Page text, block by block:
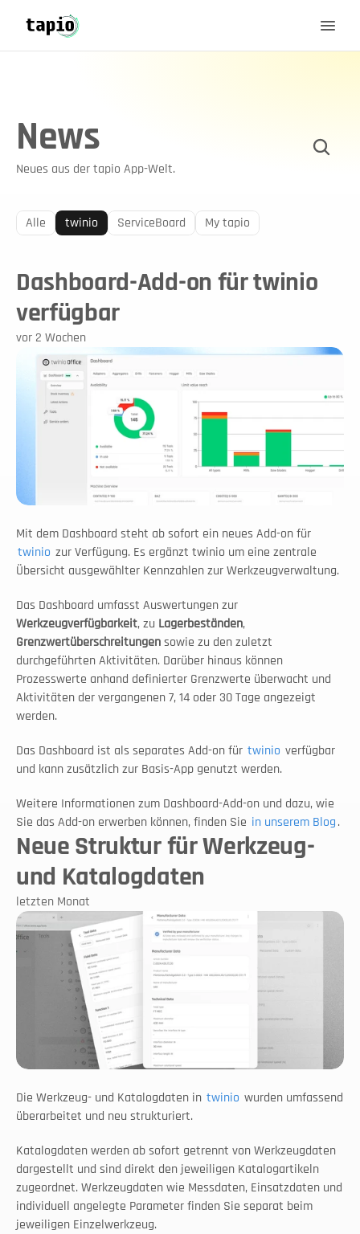
News
Neues aus der tapio App-Welt.
Alle twinio ServiceBoard My tapio
Dashboard-Add-on für twinio
verfügbar
vor 2 Wochen
twinio zur Verfügung. Es ergänzt twinio um eine zentrale
Übersicht ausgewählter Kennzahlen zur Werkzeugverwaltung.
Werkzeugverfügbarkeit, zu Lagerbeständen
Grenzwertüberschreitungen sowie zu den zuletzt
durchgeführten Aktivitäten. Darüber hinaus können
Prozesswerte anhand definierter Grenzwerte überwacht und
Aktivitäten der vergangenen 7, 14 oder 30 Tage angezeigt
werden.
Das Dashboard ist als separates Add-on für twinio verfügbar
und kann zusätzlich zur Basis-App genutzt werden.
Weitere Informationen zum Dashboard-Add-on und dazu, wie
Sie das Add-on erwerben können, finden Sie in unserem Blog.
Neue Struktur für Werkzeug-
und Katalogdaten
letzten Monat
Die Werkzeug- und Katalogdaten in twinio wurden umfassend
überarbeitet und neu strukturiert.
Katalogdaten werden ab sofort getrennt von Werkzeugdaten
dargestellt und sind direkt den jeweiligen Katalogartikeln
zugeordnet. Werkzeugdaten wie Messdaten, Einsatzdaten und
individuell angelegte Parameter finden Sie separat beim
jeweiligen Einzelwerkzeug.